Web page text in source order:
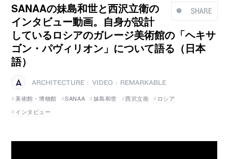
SHARE
SANAAの妹島和世と西沢立衛の
インタビュー動画。自身が設計
しているロシアのガレージ美術館の「ヘキサ
ゴン・パヴィリオン」について語る（日本
語）
ARCHITECTURE VIDEO
REMARKABLE
美術館・博物館
SANAA 妹島和世 西沢立衛
ロシア
インタビュー